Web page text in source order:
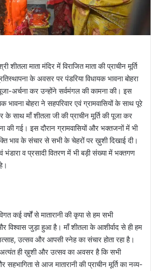
शीतला माता मंदिर में विराजित माता की प्राचीन मूर्ति
के अवसर पर पंडरिया विधायक भावना बोहरा
अर्चना कर उन्होंने सर्वमंगल की कामना की। इस
भावना बोहरा ने सहपरिवार एवं ग्रामवासियों के साथ पूरे
के साथ माँ शीतला जी की प्राचीन मूर्ति की पूजा कर
की गई। इस दौरान ग्रामवासियों और भक्तजनों में भी
भाव के संचार से सभी के चेहरों पर ख़ुशी दिखाई दी।
व प्रसादी वितरण में भी बड़ी संख्या में भक्तगण
कई वर्षों से मातारानी की कृपा से हम सभी
विश्वास जुड़ा हुआ है। माँ शीतला के आशीर्वाद से ही हम
उत्सव और आपसी स्नेह का संचार होता रहा है।
ही ख़ुशी और उत्सव का अवसर है कि सभी
सहभागिता से आज मातारानी की प्राचीन मूर्ति का नव्य-